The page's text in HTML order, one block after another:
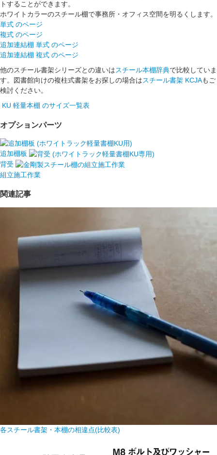
トすることができます。
ホワイトカラーのスチール棚で事務所・オフィス空間を明るくします。
単式 のページ
複式 のページ
追加連結棚 単式 のページ
追加連結棚 複式 のページ
他のスチール書架シリーズとの違いはスチール本棚辞典で比較していま
す。図書館向けの複柱式書架をお探しの場合はスチール書架 KCJAもご
検討ください。
KU 軽量本棚 のサイズ一覧表
オプションパーツ
追加棚板
背受
組立施工作業
関連記事
各スチール書架・本棚の相違点(比較表)